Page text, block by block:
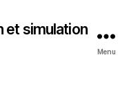
et simulation
Menu